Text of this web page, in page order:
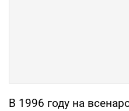
В 1996 году на